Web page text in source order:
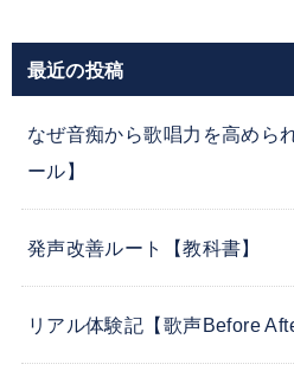
最近の投稿
なぜ音痴から歌唱力を高めら
ール】
発声改善ルート【教科書】
リアル体験記【歌声Before